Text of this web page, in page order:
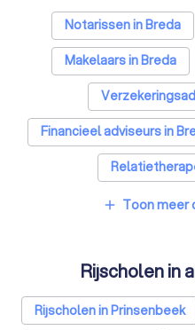
Notarissen in Breda
Makelaars in Breda
Financieel adviseurs in
Psychologen in Breda
Personal trainers in
add Toon meer
Rijscholen in
Rijscholen in Prinsenbeek